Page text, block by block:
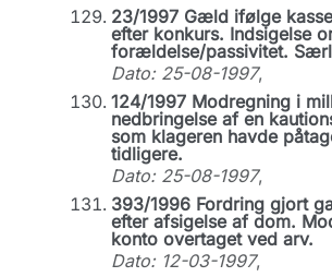
23/1997 Gæld ifølge
efter konkurs. Indsigelse
forældelse/passivitet.
Dato: 25-08-1997,
124/1997 Modregning i
nedbringelse af en
som klageren havde
tidligere.
Dato: 25-08-1997,
393/1996 Fordring gjort
efter afsigelse af dom.
konto overtaget ved arv.
Dato: 12-03-1997,